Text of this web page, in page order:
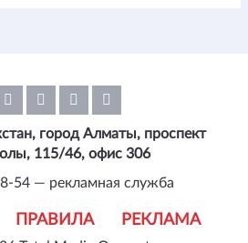
ПРАВИЛА РЕКЛАМА
город Алматы, проспект
115/46, офис 306
54 — рекламная служба